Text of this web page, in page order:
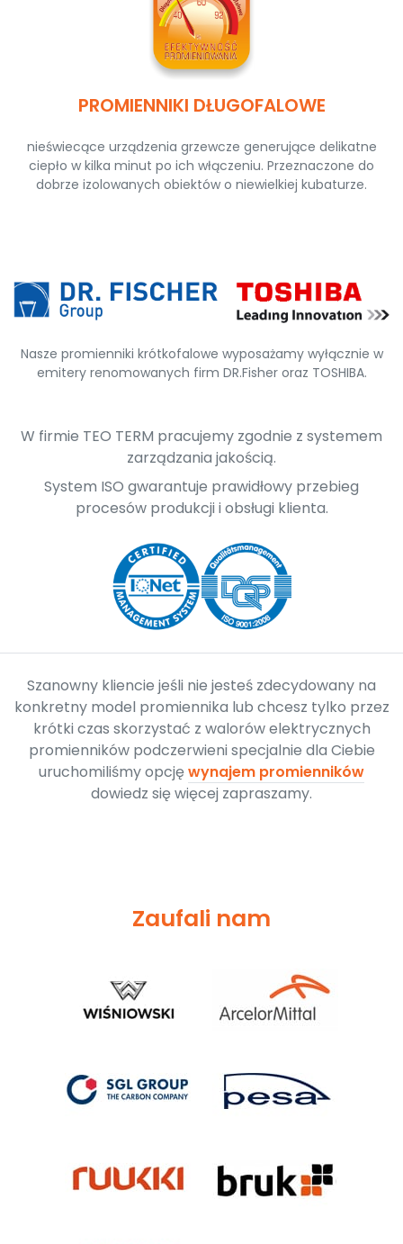
PROMIENNIKI DŁUGOFALOWE
nieświecące urządzenia grzewcze generujące delikatne
ciepło w kilka minut po ich włączeniu. Przeznaczone do
dobrze izolowanych obiektów o niewielkiej kubaturze.
Nasze promienniki krótkofalowe wyposażamy wyłącznie w
emitery renomowanych firm DR.Fisher oraz TOSHIBA.
W firmie TEO TERM pracujemy zgodnie z systemem
zarządzania jakością.
System ISO gwarantuje prawidłowy przebieg
procesów produkcji i obsługi klienta.
Szanowny kliencie jeśli nie jesteś zdecydowany na
konkretny model promiennika lub chcesz tylko przez
krótki czas skorzystać z walorów elektrycznych
promienników podczerwieni specjalnie dla Ciebie
uruchomiliśmy opcjęwynajem promienników
dowiedz się więcej zapraszamy.
Zaufali nam